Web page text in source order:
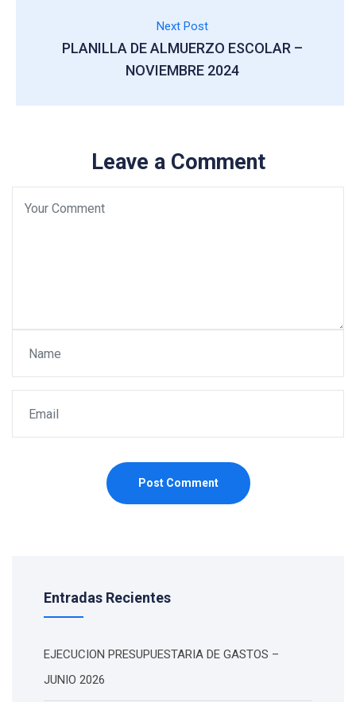
Next Post
PLANILLA DE ALMUERZO ESCOLAR –
NOVIEMBRE 2024
Leave a Comment
Post Comment
Entradas Recientes
EJECUCION PRESUPUESTARIA DE GASTOS –
JUNIO 2026